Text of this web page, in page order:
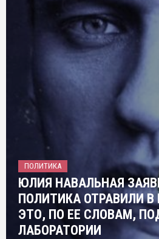
ПОЛИТИКА
ЮЛИЯ НАВАЛЬНАЯ
ПОЛИТИКА ОТРАВИЛИ
ЭТО, ПО ЕЕ СЛОВАМ,
ЛАБОРАТОРИИ